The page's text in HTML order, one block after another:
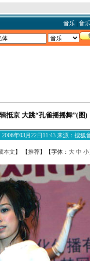
音乐| 音
抵京 大跳“孔雀摇摇舞”(图)
年03月22日11:43 来源：搜狐
本文 】 【推荐】【字体： 大 中 小